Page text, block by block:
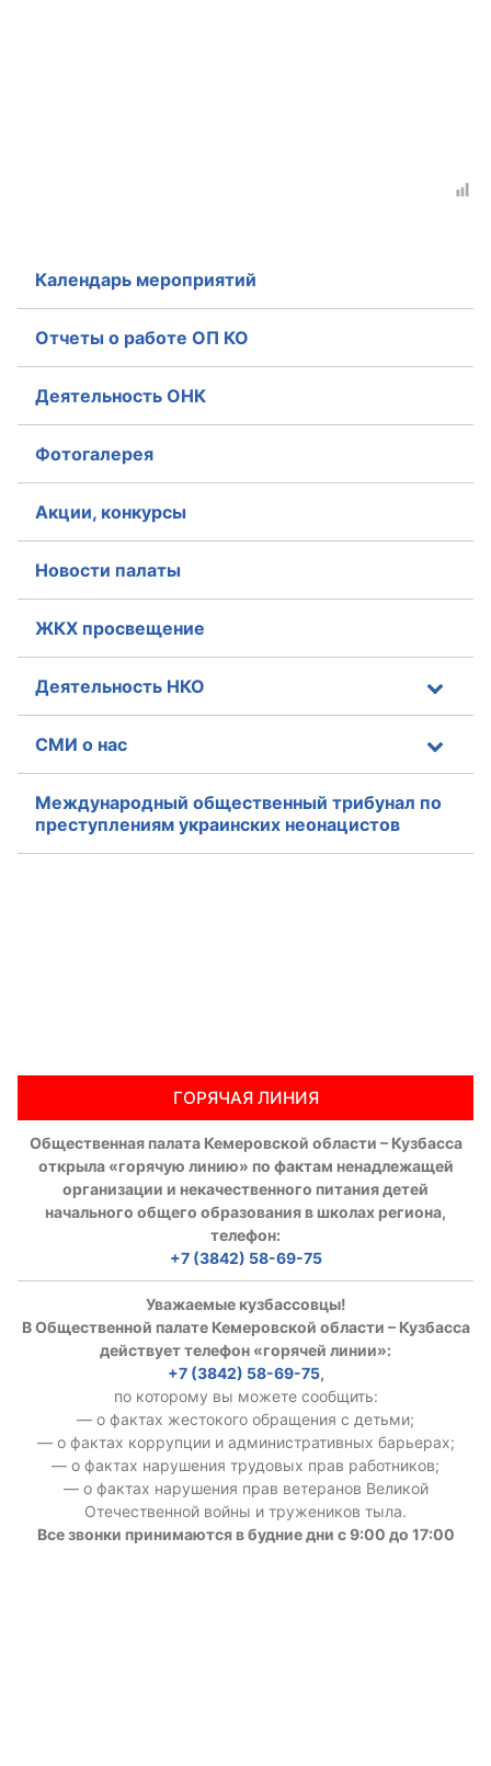
Календарь мероприятий
Отчеты о работе ОП КО
Деятельность ОНК
Фотогалерея
Акции, конкурсы
Новости палаты
ЖКХ просвещение
Деятельность НКО
СМИ о нас
Международный общественный трибунал по
преступлениям украинских неонацистов
ГОРЯЧАЯ ЛИНИЯ
Общественная палата Кемеровской области – Кузбасса
открыла «горячую линию» по фактам ненадлежащей
организации и некачественного питания детей
начального общего образования в школах региона,
телефон:
+7 (3842) 58-69-75
Уважаемые кузбассовцы!
В Общественной палате Кемеровской области – Кузбасса
действует телефон «горячей линии»:
+7 (3842) 58-69-75,
по которому вы можете сообщить:
— о фактах жестокого обращения с детьми;
— о фактах коррупции и административных барьерах;
— о фактах нарушения трудовых прав работников;
— о фактах нарушения прав ветеранов Великой
Отечественной войны и тружеников тыла.
Все звонки принимаются в будние дни с 9:00 до 17:00